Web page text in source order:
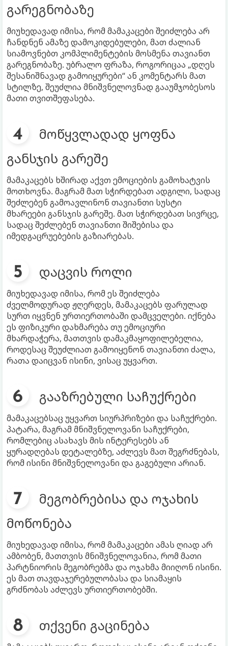
გარეგნობაზე
მიუხედავად იმისა, რომ მამაკაცები შეიძლება არ
ჩანდნენ ამაზე დამოკიდებულები, მათ ძალიან
სიამოვნებთ კომპლიმენტების მოსმენა თავიანთ
გარეგნობაზე. უბრალო ფრაზა, როგორიცაა „დღეს
შესანიშნავად გამოიყურები“ ან კომენტარს მათ
სტილზე, შეუძლია მნიშვნელოვნად გააუმჯობესოს
მათი თვითშეფასება.
მოწყვლადად ყოფნა
განსჯის გარეშე
მამაკაცებს ხშირად აქვთ ემოციების გამოხატვის
მოთხოვნა. მაგრამ მათ სჭირდებათ ადგილი, სადაც
შეძლებენ გამოავლინონ თავიანთი სუსტი
მხარეები განსჯის გარეშე. მათ სჭირდებათ სივრცე,
სადაც შეძლებენ თავიანთი შიშებისა და
იმედგაცრუებების გაზიარებას.
დაცვის როლი
მიუხედავად იმისა, რომ ეს შეიძლება
ძველმოდურად ჟღერდეს, მამაკაცებს ფარულად
სურთ იყვნენ ურთიერთობაში დამცველები. იქნება
ეს ფიზიკური დახმარება თუ ემოციური
მხარდაჭერა, მათთვის დამაკმაყოფილებელია,
როდესაც შეუძლიათ გამოიყენონ თავიანთი ძალა,
რათა დაიცვან ისინი, ვისაც უყვართ.
გააზრებული საჩუქრები
მამაკაცებსაც უყვართ სიურპრიზები და საჩუქრები.
პატარა, მაგრამ მნიშვნელოვანი საჩუქრები,
რომლებიც ასახავს მის ინტერესებს ან
ყურადღებას დეტალებზე, აძლევს მათ შეგრძნებას,
რომ ისინი მნიშვნელოვანი და გაგებული არიან.
მეგობრებისა და ოჯახის
მოწონება
მიუხედავად იმისა, რომ მამაკაცები ამას ღიად არ
ამბობენ, მათთვის მნიშვნელოვანია, რომ მათი
პარტნიორის მეგობრებმა და ოჯახმა მიიღონ ისინი.
ეს მათ თავდაჯერებულობასა და სიამაყის
გრძნობას აძლევს ურთიერთობებში.
თქვენი გაცინება